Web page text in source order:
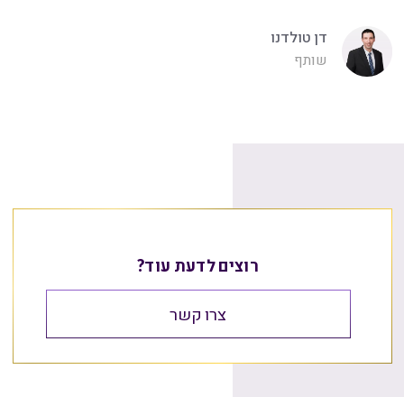
דן טולדנו
שותף
רוצים לדעת עוד?
צרו קשר